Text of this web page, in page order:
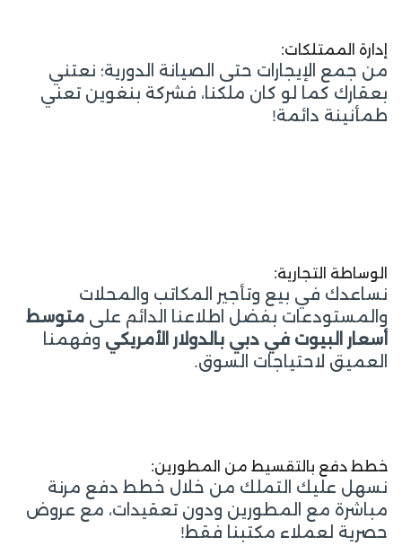
إدارة الممتلكات:
من جمع الإيجارات حتى الصيانة الدورية؛ نعتني
بعقارك كما لو كان ملكنا، فشركة بنغوين تعني
طمأنينة دائمة!
الوساطة التجارية:
نساعدك في بيع وتأجير المكاتب والمحلات
والمستودعات بفضل اطلاعنا الدائم على متوسط
أسعار البيوت في دبي بالدولار الأمريكي وفهمنا
العميق لاحتياجات السوق.
خطط دفع بالتقسيط من المطورين:
نسهل عليك التملك من خلال خطط دفع مرنة
مباشرة مع المطورين ودون تعقيدات، مع عروض
حصرية لعملاء مكتبنا فقط!